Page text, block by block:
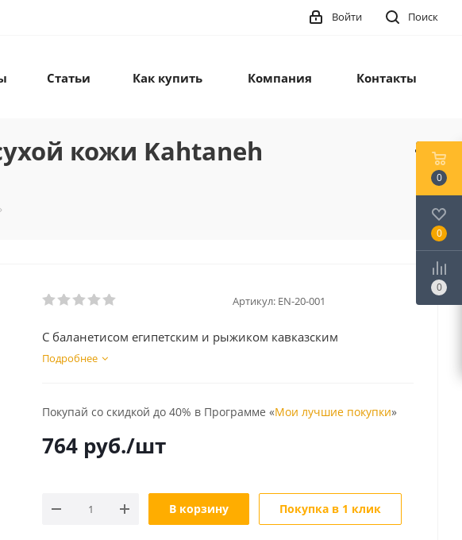
Поиск
Войти
Статьи Как купить Компания Контакты
кожи Kahtaneh
Артикул: EN-20-001
С баланетисом египетским и рыжиком кавказским
Подробнее
Покупай со скидкой до 40% в Программе «Мои лучшие покупки»
764 руб./шт
В корзину Покупка в 1 клик
0
0
0